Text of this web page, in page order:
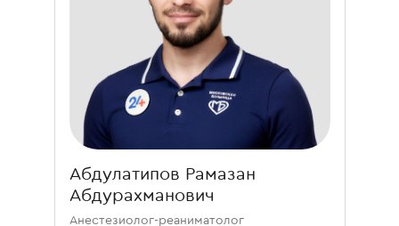
Абдулатипов Рамазан
Абдурахманович
Анестезиолог-реаниматолог